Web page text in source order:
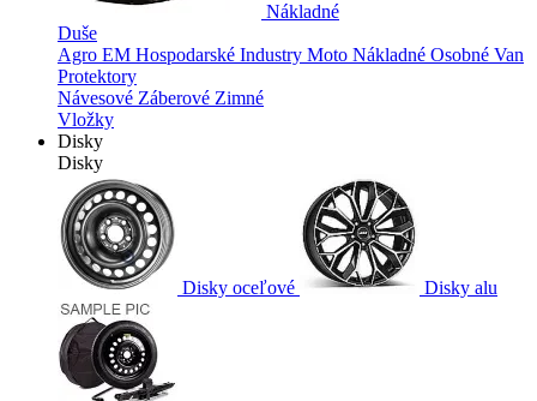
Nákladné
Duše
Agro EM Hospodarské Industry Moto Nákladné Osobné Van
Protektory
Návesové Záberové Zimné
Vložky
Disky
Disky
Disky oceľové Disky alu